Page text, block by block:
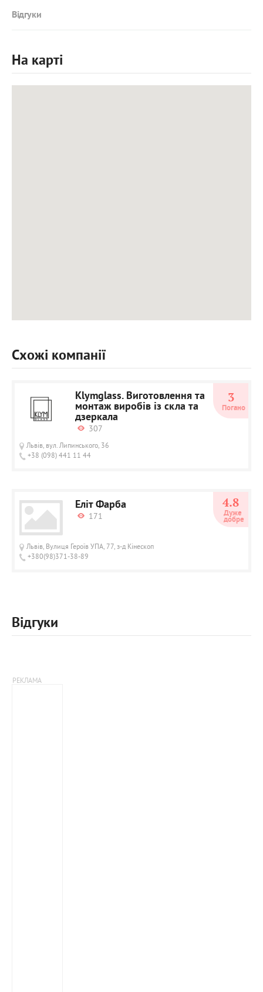
Відгуки
На карті
Схожі компанії
Klymglass. Виготовлення та
монтаж виробів із скла та
дзеркала
307
Львів, вул. Липинського, 36
+38 (098) 441 11 44
3
Погано
Еліт Фарба
171
Львів, Вулиця Героїв УПА, 77, з-д Кінескоп
+380(98)371-38-89
4.8
Дуже
добре
Відгуки